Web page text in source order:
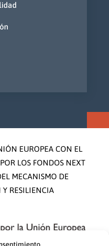
EUROPEA CON EL
LOS FONDOS NEXT
MECANISMO DE
Y RESILIENCIA